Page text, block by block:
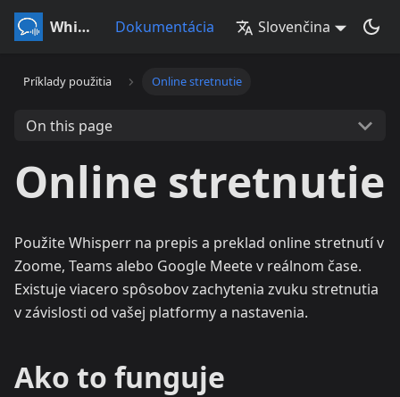
Whisperr Dokumentácia Slovenčina
Príklady použitia Online stretnutie
On this page
Online stretnutie
Použite Whisperr na prepis a preklad online stretnutí v
Zoome, Teams alebo Google Meete v reálnom čase.
Existuje viacero spôsobov zachytenia zvuku stretnutia
v závislosti od vašej platformy a nastavenia.
Ako to funguje